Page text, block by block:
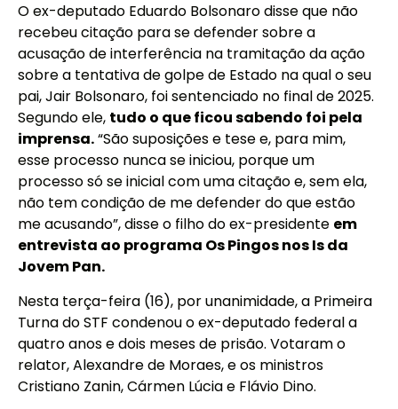
O ex-deputado Eduardo Bolsonaro disse que não
recebeu citação para se defender sobre a
acusação de interferência na tramitação da ação
sobre a tentativa de golpe de Estado na qual o seu
pai, Jair Bolsonaro, foi sentenciado no final de 2025.
Segundo ele, tudo o que ficou sabendo foi pela
imprensa.“São suposições e tese e, para mim,
esse processo nunca se iniciou, porque um
processo só se inicial com uma citação e, sem ela,
não tem condição de me defender do que estão
me acusando”, disse o filho do ex-presidente em
entrevista ao programa Os Pingos nos Is da
Jovem Pan.
Nesta terça-feira (16), por unanimidade, a Primeira
Turna do STF condenou o ex-deputado federal a
quatro anos e dois meses de prisão. Votaram o
relator, Alexandre de Moraes, e os ministros
Cristiano Zanin, Cármen Lúcia e Flávio Dino.